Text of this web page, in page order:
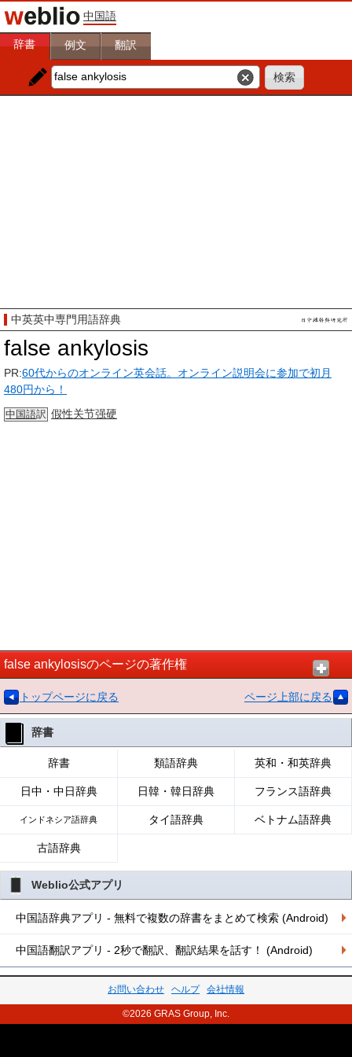
中国語
辞書 例文 翻訳
中英英中専門用語辞典
false ankylosis
PR:60代からのオンライン英会話。オンライン説明会に参加で初月
480円から！
中国語訳 假性关节强硬
false ankylosisのページの著作権
トップページに戻る ページ上部に戻る
辞書
辞書 類語辞典 英和・和英辞典
日中・中日辞典 日韓・韓日辞典 フランス語辞典
インドネシア語辞典 タイ語辞典 ベトナム語辞典
古語辞典
Weblio公式アプリ
中国語辞典アプリ - 無料で複数の辞書をまとめて検索 (Android)
中国語翻訳アプリ - 2秒で翻訳、翻訳結果を話す！ (Android)
お問い合わせ ヘルプ 会社情報
©2026 GRAS Group, Inc.